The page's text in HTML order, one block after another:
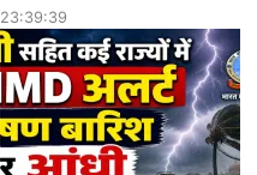
23:39:39